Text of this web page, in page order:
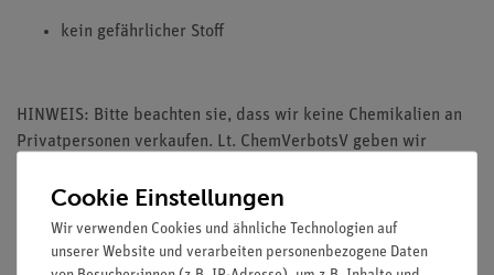
kein gefährlicher Stoff
HINWEIS: Bitte beachten sie, dass wir keine Chemikalien an
Privatpersonen verkaufen. Lt. ChemVerbotsV geben wir
Verwender und öffentliche Forschungs- Untersuchungs und
Lehranstalten ab.
Cookie Einstellungen
Wir verwenden Cookies und ähnliche Technologien auf
unserer Website und verarbeiten personenbezogene Daten